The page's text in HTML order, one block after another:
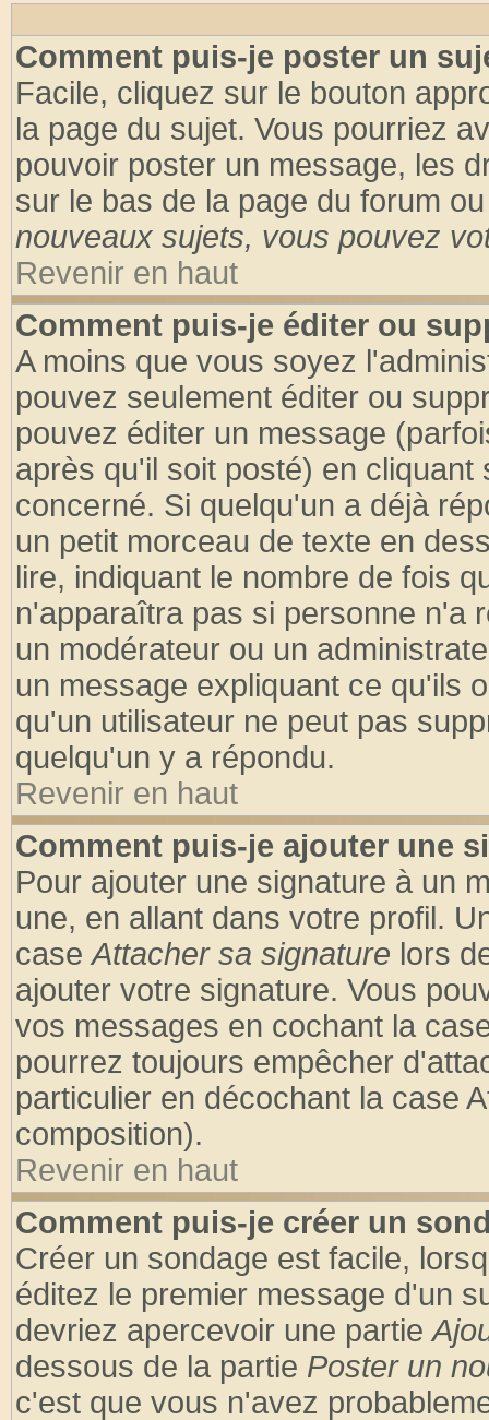
Comment puis-je poster un
Facile, cliquez sur le bouton
la page du sujet. Vous pourriez
pouvoir poster un message, les
sur le bas de la page du forum
nouveaux sujets, vous pouvez
Revenir en haut
Comment puis-je éditer ou
A moins que vous soyez
pouvez seulement éditer ou
pouvez éditer un message
après qu'il soit posté) en
concerné. Si quelqu'un a déjà
un petit morceau de texte en
lire, indiquant le nombre de fois
n'apparaîtra pas si personne n'a
un modérateur ou un
un message expliquant ce qu'ils
qu'un utilisateur ne peut pas
quelqu'un y a répondu.
Revenir en haut
Comment puis-je ajouter une
Pour ajouter une signature à un
une, en allant dans votre profil.
caseAttacher sa signature lors
ajouter votre signature. Vous
vos messages en cochant la
pourrez toujours empêcher
particulier en décochant la case
composition).
Revenir en haut
Comment puis-je créer un
Créer un sondage est facile,
éditez le premier message d'un
devriez apercevoir une partie
dessous de la partie Poster un
c'est que vous n'avez